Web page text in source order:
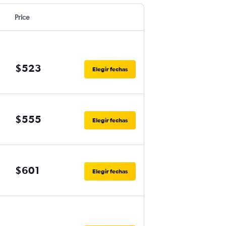
Price
$523 Elegir fechas
$555 Elegir fechas
$601 Elegir fechas